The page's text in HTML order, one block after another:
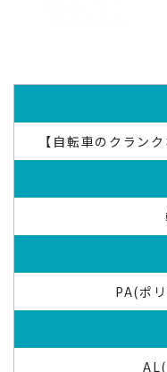
【自転車のクラン
PA(ポ